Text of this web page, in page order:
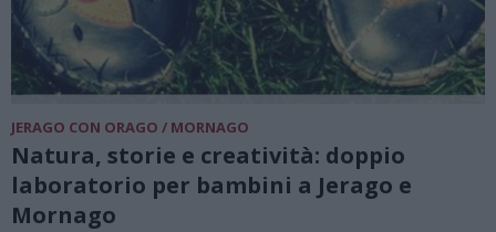
JERAGO CON ORAGO / MORNAGO
Natura, storie e creatività: doppio
laboratorio per bambini a Jerago e
Mornago